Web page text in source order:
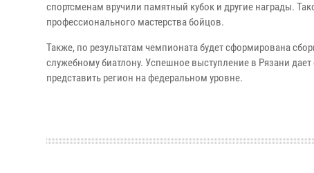
спортсменам вручили памятный кубок и другие награды.
профессионального мастерства бойцов.
Также, по результатам чемпионата будет сформирована
служебному биатлону. Успешное выступление в Рязани
представить регион на федеральном уровне.